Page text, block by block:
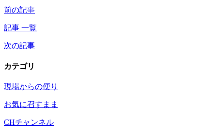
前の記事
記事 一覧
次の記事
カテゴリ
現場からの便り
お気に召すまま
CHチャンネル